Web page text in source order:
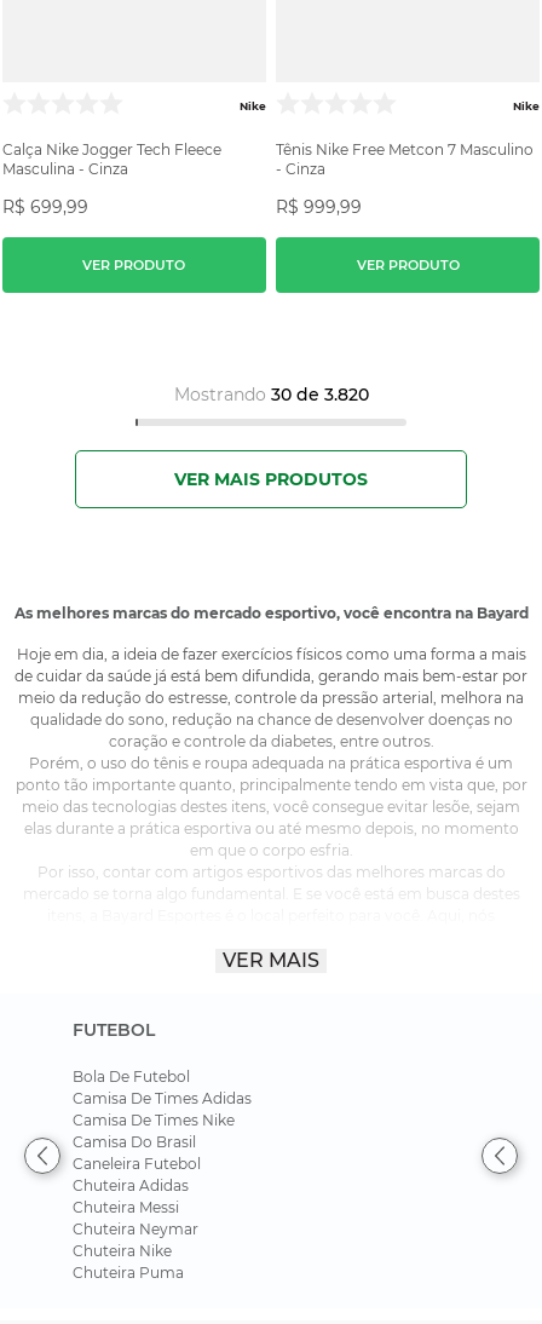
Nike
Calça Nike Jogger Tech Fleece
Masculina - Cinza
R$ 699,99
VER PRODUTO
Nike
Tênis Nike Free Metcon 7 Masculino
- Cinza
R$ 999,99
VER PRODUTO
Mostrando 30 de 3.820
As melhores marcas do mercado esportivo, você encontra na Bayard
Hoje em dia, a ideia de fazer exercícios físicos como uma forma a mais
de cuidar da saúde já está bem difundida, gerando mais bem-estar por
meio da redução do estresse, controle da pressão arterial, melhora na
qualidade do sono, redução na chance de desenvolver doenças no
coração e controle da diabetes, entre outros.
Porém, o uso do tênis e roupa adequada na prática esportiva é um
ponto tão importante quanto, principalmente tendo em vista que, por
meio das tecnologias destes itens, você consegue evitar lesõe, sejam
elas durante a prática esportiva ou até mesmo depois, no momento
em que o corpo esfria.
Por isso, contar com artigos esportivos das melhores marcas do
mercado se torna algo fundamental. E se você está em busca destes
máximo conforto e rendimento para você nas mais variadas atividades
As marcas mais famosas do mercado
Atualmente, no mercado de marcas esportivas, existem aquelas que o
nome fala por si só, principalmente quando analisamos que elas
vestem e patrocinam os principais atletas de diferentes esportes.
Aqui, estamos falando de Nike, Adidas, Puma, Asics, New Balance,
Under Armour, On, Fila, Columbia Skechers, marcas de altíssima
qualidade e que oferecem diversos produtos para as mais variadas
práticas, sempre com máxima segurança para que você evite lesões.
Nessas marcas, você pode encontrar modelos de camisetas, regatas,
calçados que vão desde tênis até chuteiras, calças, shorts, bermudas,
agasalhos, munhequeiras, e mais uma série de produtos que, cada um
VER MAIS
FUTEBOL
Bola De Futebol
Camisa De Times Adidas
Camisa De Times Nike
Camisa Do Brasil
Caneleira Futebol
Chuteira Adidas
Chuteira Messi
Chuteira Neymar
Chuteira Nike
Chuteira Puma